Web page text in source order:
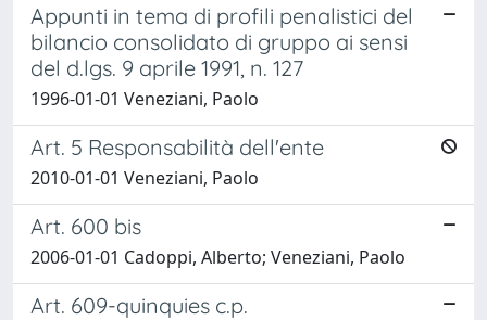
Appunti in tema di profili penalistici del
bilancio consolidato di gruppo ai sensi
del d.lgs. 9 aprile 1991, n. 127
1996-01-01 Veneziani, Paolo
Art. 5 Responsabilità dell'ente
2010-01-01 Veneziani, Paolo
Art. 600 bis
2006-01-01 Cadoppi, Alberto; Veneziani, Paolo
Art. 609-quinquies c.p.